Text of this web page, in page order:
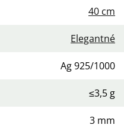
40 cm
Elegantné
Ag 925/1000
≤3,5 g
3 mm